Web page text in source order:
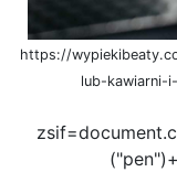
https://
lub-kawiarni-